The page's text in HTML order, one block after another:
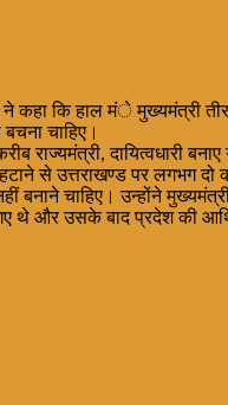
कि हाल मंे मुख्यमंत्री तीरथ
चाहिए।
राज्यमंत्री, दायित्वधारी
से उत्तराखण्ड पर लगभग
बनाने चाहिए। उन्होंने
थे और उसके बाद प्रदेश की